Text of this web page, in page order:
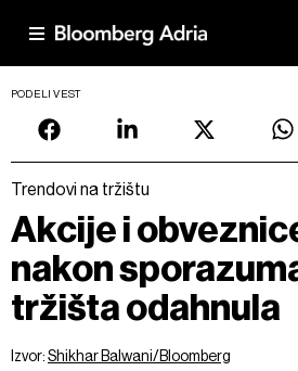
PODELI VEST
Trendovi na tržištu
Akcije i
nakon
tržišta odahnula
Izvor:Shikhar Balwani/Bloomberg